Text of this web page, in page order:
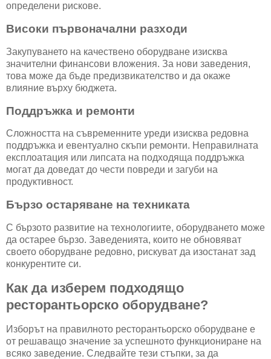
определени рискове.
Високи първоначални разходи
Закупуването на качествено оборудване изисква
значителни финансови вложения. За нови заведения,
това може да бъде предизвикателство и да окаже
влияние върху бюджета.
Поддръжка и ремонти
Сложността на съвременните уреди изисква редовна
поддръжка и евентуално скъпи ремонти. Неправилната
експлоатация или липсата на подходяща поддръжка
могат да доведат до чести повреди и загуби на
продуктивност.
Бързо остаряване на техниката
С бързото развитие на технологиите, оборудването може
да остарее бързо. Заведенията, които не обновяват
своето оборудване редовно, рискуват да изостанат зад
конкурентите си.
Как да изберем подходящо
ресторантьорско оборудване?
Изборът на правилното ресторантьорско оборудване е
от решаващо значение за успешното функциониране на
всяко заведение. Следвайте тези стъпки, за да